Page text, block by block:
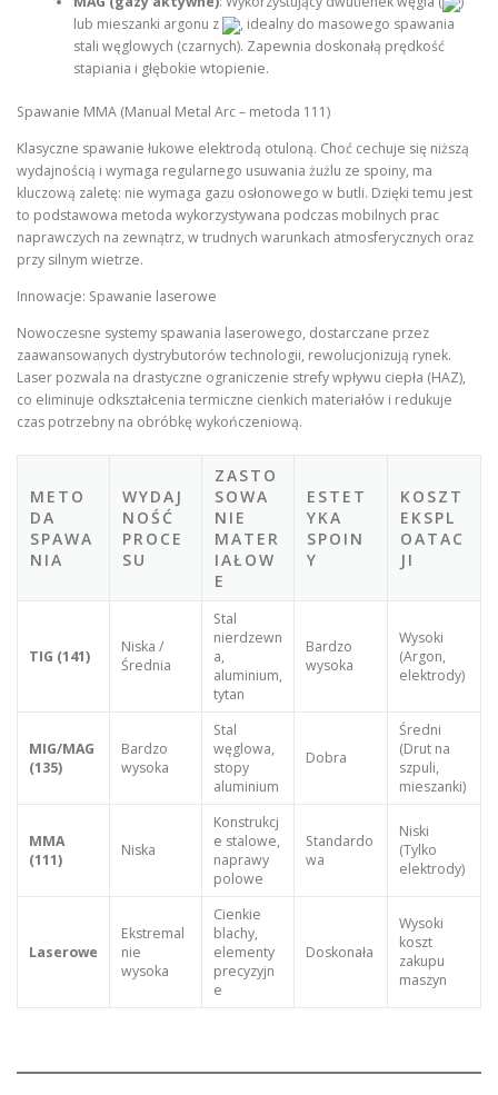
lub mieszanki argonu z
, idealny do masowego spawania
stali węglowych (czarnych). Zapewnia doskonałą prędkość
stapiania i głębokie wtopienie.
Spawanie MMA (Manual Metal Arc – metoda 111)
Klasyczne spawanie łukowe elektrodą otuloną. Choć cechuje się niższą
wydajnością i wymaga regularnego usuwania żużlu ze spoiny, ma
kluczową zaletę: nie wymaga gazu osłonowego w butli. Dzięki temu jest
to podstawowa metoda wykorzystywana podczas mobilnych prac
naprawczych na zewnątrz, w trudnych warunkach atmosferycznych oraz
przy silnym wietrze.
Innowacje: Spawanie laserowe
Nowoczesne systemy spawania laserowego, dostarczane przez
zaawansowanych dystrybutorów technologii, rewolucjonizują rynek.
Laser pozwala na drastyczne ograniczenie strefy wpływu ciepła (HAZ),
co eliminuje odkształcenia termiczne cienkich materiałów i redukuje
czas potrzebny na obróbkę wykończeniową.
METO
DA
SPAWA
NIA
WYDAJ
NOŚĆ
PROCE
SU
ZASTO
SOWA
NIE
MATER
IAŁOW
E
ESTET
YKA
SPOIN
Y
KOSZT
EKSPL
OATAC
JI
TIG (141)
Niska /
Średnia
Stal
nierdzewn
a,
aluminium,
tytan
Bardzo
wysoka
Wysoki
(Argon,
elektrody)
MIG/MAG
(135)
Bardzo
wysoka
Stal
węglowa,
stopy
aluminium
Dobra
Średni
(Drut na
szpuli,
mieszanki)
MMA
(111)
Niska
Konstrukcj
e stalowe,
naprawy
polowe
Standardo
wa
Niski
(Tylko
elektrody)
Laserowe
Ekstremal
nie
wysoka
Cienkie
blachy,
elementy
precyzyjn
e
Doskonała
Wysoki
koszt
zakupu
maszyn